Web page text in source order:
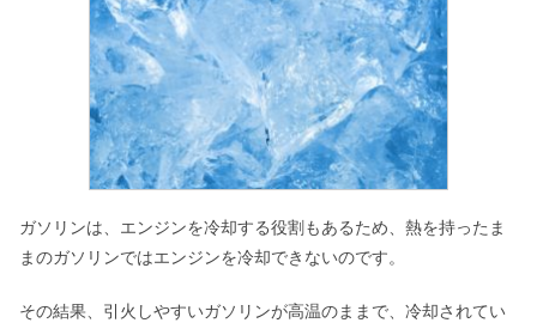
ガソリンは、エンジンを冷却する役割もあるため、熱を持ったま
まのガソリンではエンジンを冷却できないのです。
その結果、引火しやすいガソリンが高温のままで、冷却されてい